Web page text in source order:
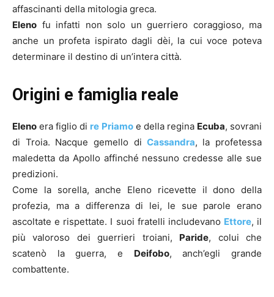
affascinanti della mitologia greca.
Eleno fu infatti non solo un guerriero coraggioso, ma
anche un profeta ispirato dagli dèi, la cui voce poteva
determinare il destino di un’intera città.
Origini e famiglia reale
Eleno era figlio di re Priamo e della regina Ecuba, sovrani
di Troia. Nacque gemello di Cassandra, la profetessa
maledetta da Apollo affinché nessuno credesse alle sue
predizioni.
Come la sorella, anche Eleno ricevette il dono della
profezia, ma a differenza di lei, le sue parole erano
ascoltate e rispettate. I suoi fratelli includevano Ettore, il
più valoroso dei guerrieri troiani, Paride, colui che
scatenò la guerra, e Deifobo, anch’egli grande
combattente.